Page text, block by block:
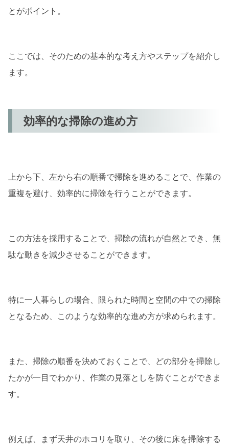
掃除中の安全対策
大掃除の効果とその後の過ごし方
読者の皆様への感謝の言葉
感謝の気持ち
とがポイント。
ここでは、そのための基本的な考え方やステップを紹介し
ます。
効率的な掃除の進め方
上から下、左から右の順番で掃除を進めることで、作業の
重複を避け、効率的に掃除を行うことができます。
この方法を採用することで、掃除の流れが自然とでき、無
駄な動きを減少させることができます。
特に一人暮らしの場合、限られた時間と空間の中での掃除
となるため、このような効率的な進め方が求められます。
また、掃除の順番を決めておくことで、どの部分を掃除し
たかが一目でわかり、作業の見落としを防ぐことができま
す。
例えば、まず天井のホコリを取り、その後に床を掃除する